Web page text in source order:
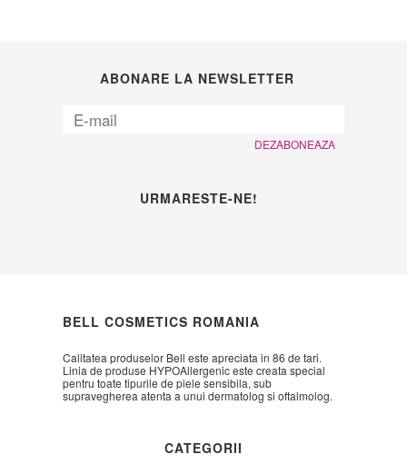
ABONARE LA NEWSLETTER
DEZABONEAZA
URMARESTE-NE!
BELL COSMETICS ROMANIA
Calitatea produselor Bell este apreciata in 86 de tari.
Linia de produse HYPOAllergenic este creata special
pentru toate tipurile de piele sensibila, sub
supravegherea atenta a unui dermatolog si oftalmolog.
CATEGORII